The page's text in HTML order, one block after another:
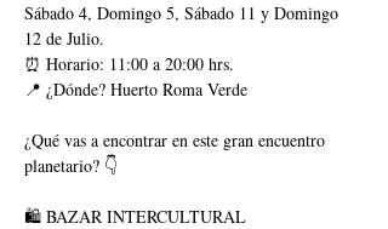
Sábado 4, Domingo 5, Sábado 11 y Domingo
12 de Julio.
⏰ Horario: 11:00 a 20:00 hrs.
📍 ¿Dónde? Huerto Roma Verde
¿Qué vas a encontrar en este gran encuentro
planetario? 👇
🛍️ BAZAR INTERCULTURAL